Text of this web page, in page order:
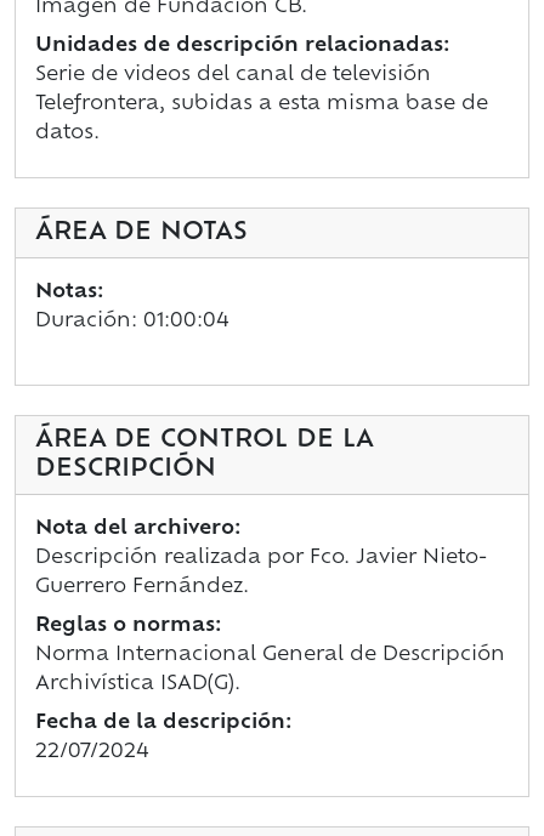
Imagen de Fundación CB.
Unidades de descripción relacionadas:
Serie de videos del canal de televisión
Telefrontera, subidas a esta misma base de
datos.
ÁREA DE NOTAS
Notas:
Duración: 01:00:04
ÁREA DE CONTROL DE LA
DESCRIPCIÓN
Nota del archivero:
Descripción realizada por Fco. Javier Nieto-
Guerrero Fernández.
Reglas o normas:
Norma Internacional General de Descripción
Archivística ISAD(G).
Fecha de la descripción:
22/07/2024